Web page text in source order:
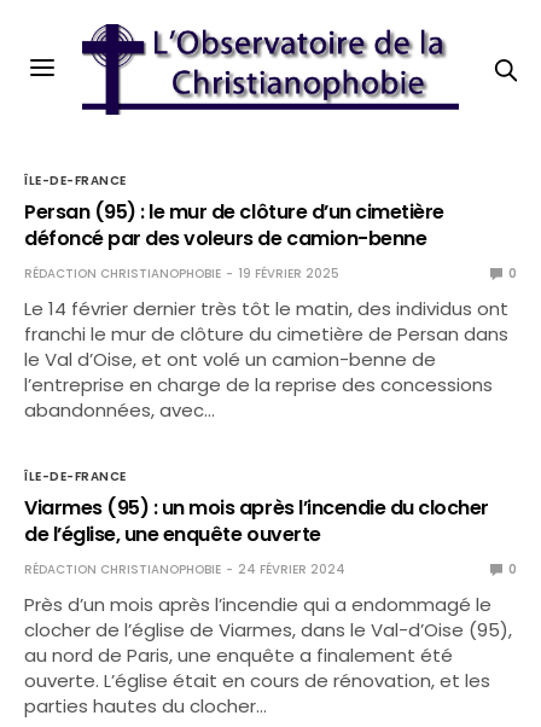
ÎLE-DE-FRANCE
Persan (95) : le mur de clôture d’un cimetière
défoncé par des voleurs de camion-benne
RÉDACTION CHRISTIANOPHOBIE 19 FÉVRIER 2025 0
Le 14 février dernier très tôt le matin, des individus ont
franchi le mur de clôture du cimetière de Persan dans
le Val d’Oise, et ont volé un camion-benne de
l’entreprise en charge de la reprise des concessions
abandonnées, avec…
ÎLE-DE-FRANCE
Viarmes (95) : un mois après l’incendie du clocher
de l’église, une enquête ouverte
RÉDACTION CHRISTIANOPHOBIE 24 FÉVRIER 2024 0
Près d’un mois après l’incendie qui a endommagé le
clocher de l’église de Viarmes, dans le Val-d’Oise (95),
au nord de Paris, une enquête a finalement été
ouverte. L’église était en cours de rénovation, et les
parties hautes du clocher…